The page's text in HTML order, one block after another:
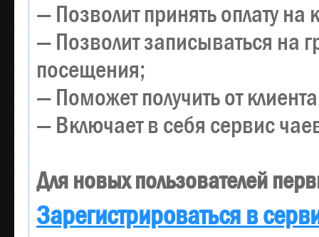
— Позволит принять оплату
— Позволит записываться на
посещения;
— Поможет получить от
— Включает в себя сервис
Для новых пользователей
Зарегистрироваться в